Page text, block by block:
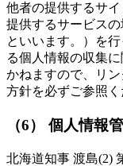
他者の提供するサ
提供するサービス
といいます。）を
る個人情報の収集
かねますので、リ
方針を必ずご参照く
（6） 個人情報
北海道知事 渡島(2)